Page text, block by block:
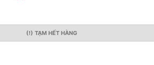
(!) TẠM HẾT HÀNG